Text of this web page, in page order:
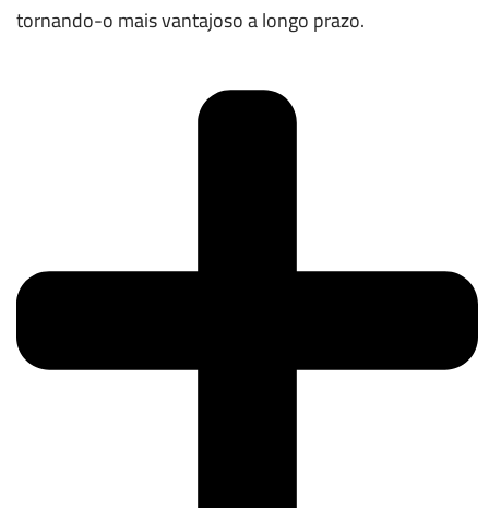
tornando-o mais vantajoso a longo prazo.